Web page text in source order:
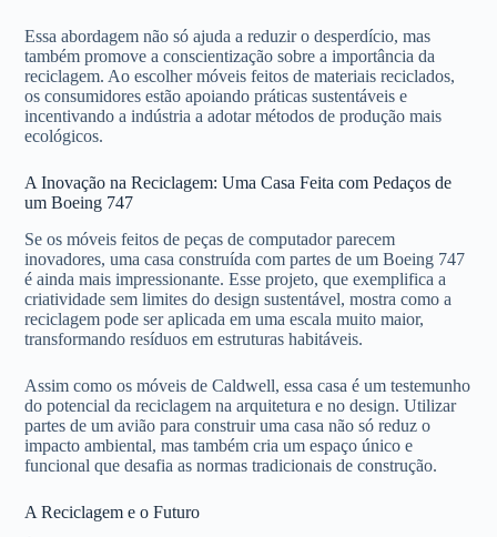
Essa abordagem não só ajuda a reduzir o desperdício, mas
também promove a conscientização sobre a importância da
reciclagem. Ao escolher móveis feitos de materiais reciclados,
os consumidores estão apoiando práticas sustentáveis e
incentivando a indústria a adotar métodos de produção mais
ecológicos.
A Inovação na Reciclagem: Uma Casa Feita com Pedaços de
um Boeing 747
Se os móveis feitos de peças de computador parecem
inovadores, uma casa construída com partes de um Boeing 747
é ainda mais impressionante. Esse projeto, que exemplifica a
criatividade sem limites do design sustentável, mostra como a
reciclagem pode ser aplicada em uma escala muito maior,
transformando resíduos em estruturas habitáveis.
Assim como os móveis de Caldwell, essa casa é um testemunho
do potencial da reciclagem na arquitetura e no design. Utilizar
partes de um avião para construir uma casa não só reduz o
impacto ambiental, mas também cria um espaço único e
funcional que desafia as normas tradicionais de construção.
A Reciclagem e o Futuro